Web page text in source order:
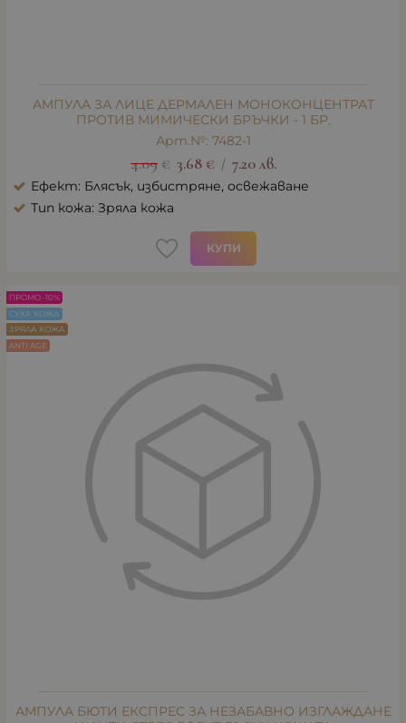
АМПУЛА ЗА ЛИЦЕ ДЕРМАЛЕН МОНОКОНЦЕНТРАТ
ПРОТИВ МИМИЧЕСКИ БРЪЧКИ - 1 БР.
Арт.№: 7482-1
4.09 € 3.68 € / 7.20 лв.
Ефект: Блясък, избистряне, освежаване
Тип кожа: Зряла кожа
КУПИ
АМПУЛА БЮТИ ЕКСПРЕС ЗА НЕЗАБАВНО ИЗГЛАЖДАНЕ
ПРОМО -10%
СУХА КОЖА
ЗРЯЛА КОЖА
ANTI AGE